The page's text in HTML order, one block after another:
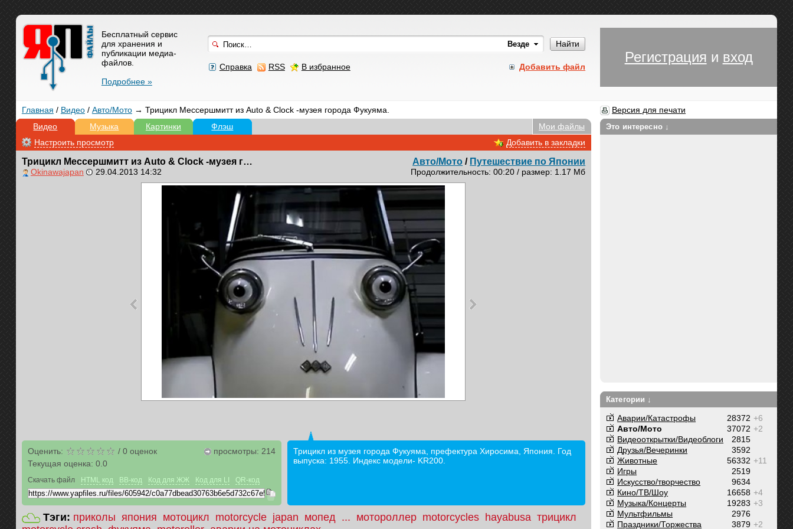
Найти
Добавить файл
Справка RSS В избранное
Бесплатный сервис
для хранения и
публикации медиа-
файлов.
Подробнее »
Регистрация и вход
Главная / Видео/ Авто/Мото→ Трицикл Мессершмитт из Auto & Clock -музея города Фукуяма.
Версия для печати
Видео
Музыка Картинки Флэш
Мои файлы
Настроить просмотр
Добавить в закладки
Трицикл Мессершмитт из Auto & Clock -музея города Фукуяма.
Okinawajapan 29.04.2013 14:32
Авто/Мото / Путешествие по Японии
Продолжительность: 00:20 / размер: 1.17 Мб
Оценить: / 0оценок
Текущая оценка: 0.0
просмотры: 214
Скачать файл HTML код BB-код Код для ЖЖ Код для LI QR-код
Трицикл из музея города Фукуяма, префектура Хиросима, Япония. Год
выпуска: 1955. Индекс модели- KR200.
Тэги: приколы япония мотоцикл motorcycle japan мопед ... мотороллер motorcycles hayabusa трицикл
Это интересно ↓
Категории ↓
+6
28372
Аварии/Катастрофы
+2
37072
Авто/Мото
2815
Видеооткрытки/Видеоблоги
3592
Друзья/Вечеринки
+11
56332
Животные
2519
Игры
9634
Искусство/творчество
+4
16658
Кино/ТВ/Шоу
+3
19283
Музыка/Концерты
2976
Мультфильмы
+2
3879
Праздники/Торжества